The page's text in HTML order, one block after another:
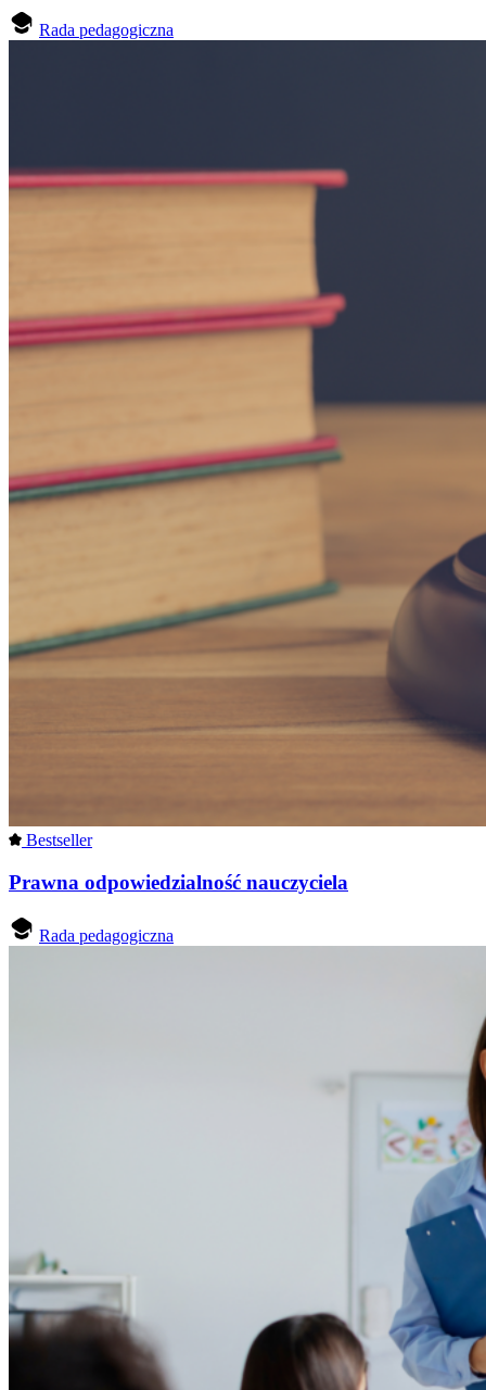
Rada pedagogiczna
Bestseller
Prawna odpowiedzialność nauczyciela
Rada pedagogiczna